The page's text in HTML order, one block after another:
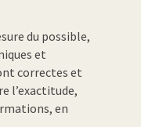
du possible,
et
correctes et
l’exactitude,
en